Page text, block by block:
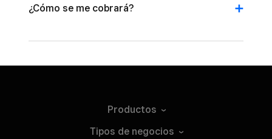
¿Cómo se me cobrará?
Productos
Tipos de negocios